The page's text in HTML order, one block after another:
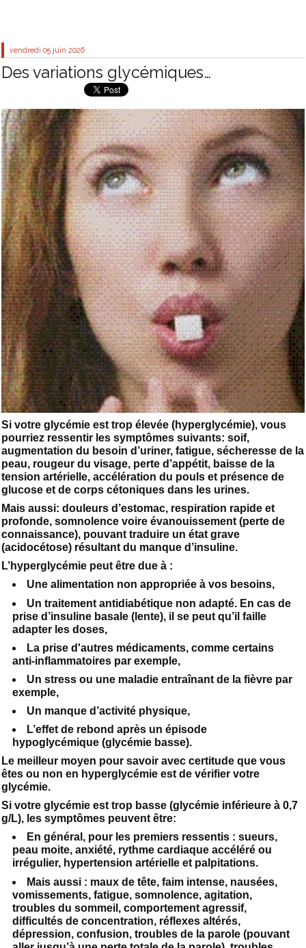
vendredi 05 juin 2026
Des variations glycémiques…
Si votre glycémie est trop élevée (hyperglycémie), vous
pourriez ressentir les symptômes suivants: soif,
augmentation du besoin d’uriner, fatigue, sécheresse de la
peau, rougeur du visage, perte d’appétit, baisse de la
tension artérielle, accélération du pouls et présence de
glucose et de corps cétoniques dans les urines.
Mais aussi: douleurs d’estomac, respiration rapide et
profonde, somnolence voire évanouissement (perte de
connaissance), pouvant traduire un état grave
(acidocétose) résultant du manque d’insuline.
L’hyperglycémie peut être due à :
Une alimentation non appropriée à vos besoins,
Un traitement antidiabétique non adapté. En cas de
prise d’insuline basale (lente), il se peut qu’il faille
adapter les doses,
La prise d'autres médicaments, comme certains
anti-inflammatoires par exemple,
Un stress ou une maladie entraînant de la fièvre par
exemple,
Un manque d’activité physique,
L’effet de rebond après un épisode
hypoglycémique (glycémie basse).
Le meilleur moyen pour savoir avec certitude que vous
êtes ou non en hyperglycémie est de vérifier votre
glycémie.
Si votre glycémie est trop basse (glycémie inférieure à 0,7
g/L), les symptômes peuvent être:
En général, pour les premiers ressentis : sueurs,
peau moite, anxiété, rythme cardiaque accéléré ou
irrégulier, hypertension artérielle et palpitations.
Mais aussi : maux de tête, faim intense, nausées,
vomissements, fatigue, somnolence, agitation,
troubles du sommeil, comportement agressif,
difficultés de concentration, réflexes altérés,
dépression, confusion, troubles de la parole (pouvant